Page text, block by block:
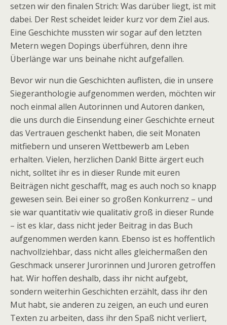
setzen wir den finalen Strich: Was darüber liegt, ist mit
dabei. Der Rest scheidet leider kurz vor dem Ziel aus.
Eine Geschichte mussten wir sogar auf den letzten
Metern wegen Dopings überführen, denn ihre
Überlänge war uns beinahe nicht aufgefallen.
Bevor wir nun die Geschichten auflisten, die in unsere
Siegeranthologie aufgenommen werden, möchten wir
noch einmal allen Autorinnen und Autoren danken,
die uns durch die Einsendung einer Geschichte erneut
das Vertrauen geschenkt haben, die seit Monaten
mitfiebern und unseren Wettbewerb am Leben
erhalten. Vielen, herzlichen Dank! Bitte ärgert euch
nicht, solltet ihr es in dieser Runde mit euren
Beiträgen nicht geschafft, mag es auch noch so knapp
gewesen sein. Bei einer so großen Konkurrenz – und
sie war quantitativ wie qualitativ groß in dieser Runde
– ist es klar, dass nicht jeder Beitrag in das Buch
aufgenommen werden kann. Ebenso ist es hoffentlich
nachvollziehbar, dass nicht alles gleichermaßen den
Geschmack unserer Jurorinnen und Juroren getroffen
hat. Wir hoffen deshalb, dass ihr nicht aufgebt,
sondern weiterhin Geschichten erzählt, dass ihr den
Mut habt, sie anderen zu zeigen, an euch und euren
Texten zu arbeiten, dass ihr den Spaß nicht verliert,